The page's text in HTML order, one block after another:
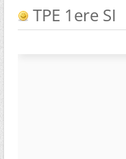
TPE 1ere SI